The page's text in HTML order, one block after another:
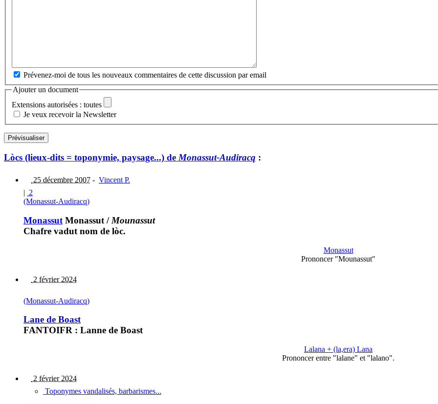
Prévenez-moi de tous les nouveaux commentaires de cette discussion par email
Ajouter un document
Extensions autorisées : toutes
Je veux recevoir la Newsletter
Lòcs (lieux-dits = toponymie, paysage...) de Monassut-Audiracq :
25 décembre 2007 - Vincent P.
| 2
(Monassut-Audiracq)
Monassut Monassut / Mounassut
Chafre vadut nom de lòc.
Monassut
Prononcer "Mounassut"
2 février 2024
(Monassut-Audiracq)
Lane de Boast
FANTOIFR : Lanne de Boast
Lalana + (la,era) Lana
Prononcer entre "lalane" et "lalano".
2 février 2024
Toponymes vandalisés, barbarismes...